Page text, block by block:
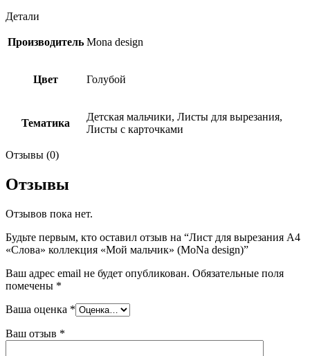
Детали
Производитель Mona design
Цвет Голубой
Тематика
Детская мальчики, Листы для вырезания,
Листы с карточками
Отзывы (0)
Отзывы
Отзывов пока нет.
Будьте первым, кто оставил отзыв на “Лист для вырезания А4
«Слова» коллекция «Мой мальчик» (MoNa design)”
Ваш адрес email не будет опубликован. Обязательные поля
помечены *
Ваша оценка *
Ваш отзыв *